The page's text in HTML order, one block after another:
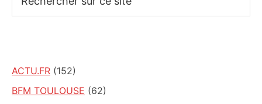
sur
ACTU.FR (152)
BFM TOULOUSE (62)